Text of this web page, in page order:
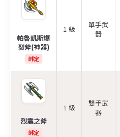
帕魯凱斯爆
裂斧(神器)
綁定
1 級
單手武
器
烈震之斧
綁定
1 級
雙手武
器